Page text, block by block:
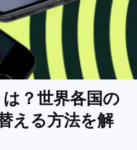
？世界各国の
える方法を解